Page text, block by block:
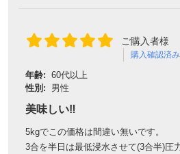
ご購入者様
購入確認済み
年齢: 60代以上
性別:
男性
美味しい‼️
5kgでこの価格は間違い無いです。
3合を半日は最低浸水させて(3合半)圧